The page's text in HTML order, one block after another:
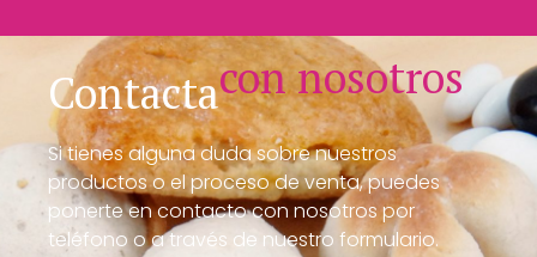
Contactacon nosotros
Si tienes alguna duda sobre nuestros
productos o el proceso de venta, puedes
ponerte en contacto con nosotros por
teléfono o a través de nuestro formulario.